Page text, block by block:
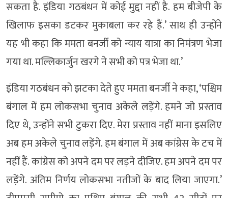
सकता है. इंडिया गठबंधन में कोई मुद्दा नहीं है. हम बीजेपी के
खिलाफ इसका डटकर मुकाबला कर रहे हैं.’ साथ ही उन्होंने
यह भी कहा कि ममता बनर्जी को न्याय यात्रा का निमंत्रण भेजा
गया था. मल्लिकार्जुन खरगे ने सभी को पत्र भेजा था.’
इंडिया गठबंधन को झटका देते हुए ममता बनर्जी ने कहा, ‘पश्चिम
बंगाल में हम लोकसभा चुनाव अकेले लड़ेंगे. हमने जो प्रस्ताव
दिए थे, उन्होंने सभी टुकरा दिए. मेरा प्रस्ताव नहीं माना इसलिए
अब हम अकेले चुनाव लड़ेंगे. हम बंगाल में अब कांग्रेस के टच में
नहीं हैं. कांग्रेस को अपने दम पर लड़ने दीजिए. हम अपने दम पर
लड़ेंगे. अंतिम निर्णय लोकसभा नतीजों के बाद लिया जाएगा.’